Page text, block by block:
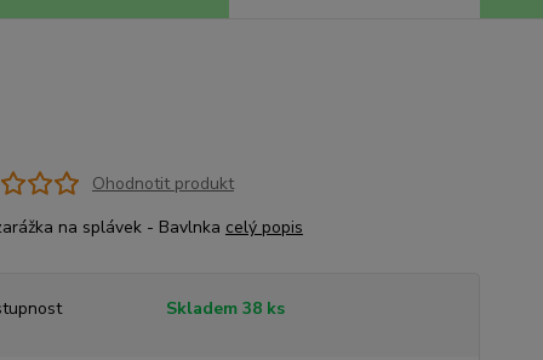
Ohodnotit produkt
na splávek - Bavlnka celý popis
Skladem 38 ks